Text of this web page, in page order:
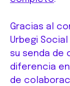
Gracias al
Urbegi
su senda de
diferencia en
de